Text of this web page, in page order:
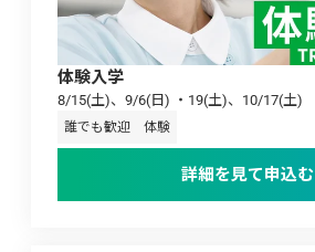
体験入学
8/15(土)、9/6(日) ・19(土)、10/17(土)
誰でも歓迎 体験
詳細を見て申込む